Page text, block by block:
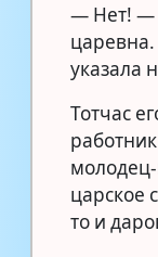
— Нет! —
указала
Тотчас
царское
то и